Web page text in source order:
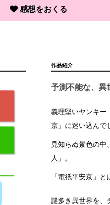
感想をおくる
作品紹介
予測不能な、異
義理堅いヤンキー
京」に迷い込んで
見知らぬ景色の
人」。
「電祇平安京」
謎多き異世界を、